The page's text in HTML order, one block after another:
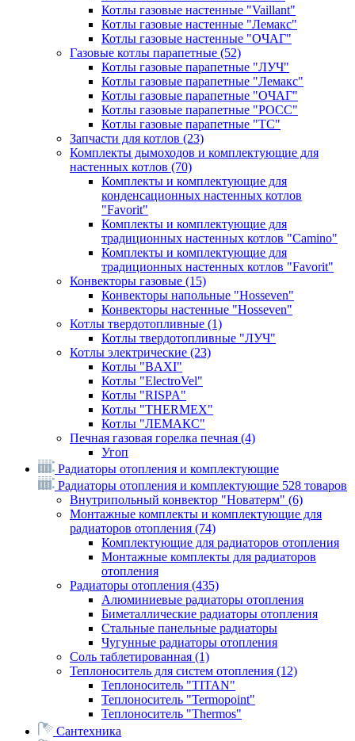
Котлы газовые настенные "Vaillant"
Котлы газовые настенные "Лемакс"
Котлы газовые настенные "ОЧАГ"
Газовые котлы парапетные (52)
Котлы газовые парапетные "ЛУЧ"
Котлы газовые парапетные "Лемакс"
Котлы газовые парапетные "ОЧАГ"
Котлы газовые парапетные "РОСС"
Котлы газовые парапетные "ТС"
Запчасти для котлов (23)
Комплекты дымоходов и комплектующие для
настенных котлов (70)
Комплекты и комплектующие для
конденсационных настенных котлов
"Favorit"
Комплекты и комплектующие для
традиционных настенных котлов "Camino"
Комплекты и комплектующие для
традиционных настенных котлов "Favorit"
Конвекторы газовые (15)
Конвекторы напольные "Hosseven"
Конвекторы настенные "Hosseven"
Котлы твердотопливные (1)
Котлы твердотопливные "ЛУЧ"
Котлы электрические (23)
Котлы "BAXI"
Котлы "ElectroVel"
Котлы "RISPA"
Котлы "THERMEX"
Котлы "ЛЕМАКС"
Печная газовая горелка печная (4)
Угоп
Радиаторы отопления и комплектующие
Радиаторы отопления и комплектующие 528 товаров
Внутрипольный конвектор "Новатерм" (6)
Монтажные комплекты и комплектующие для
радиаторов отопления (74)
Комплектующие для радиаторов отопления
Монтажные комплекты для радиаторов
отопления
Радиаторы отопления (435)
Алюминиевые радиаторы отопления
Биметаллические радиаторы отопления
Стальные панельные радиаторы
Чугунные радиаторы отопления
Соль таблетированная (1)
Теплоноситель для систем отопления (12)
Теплоноситель "TITAN"
Теплоноситель "Termopoint"
Теплоноситель "Thermos"
Сантехника